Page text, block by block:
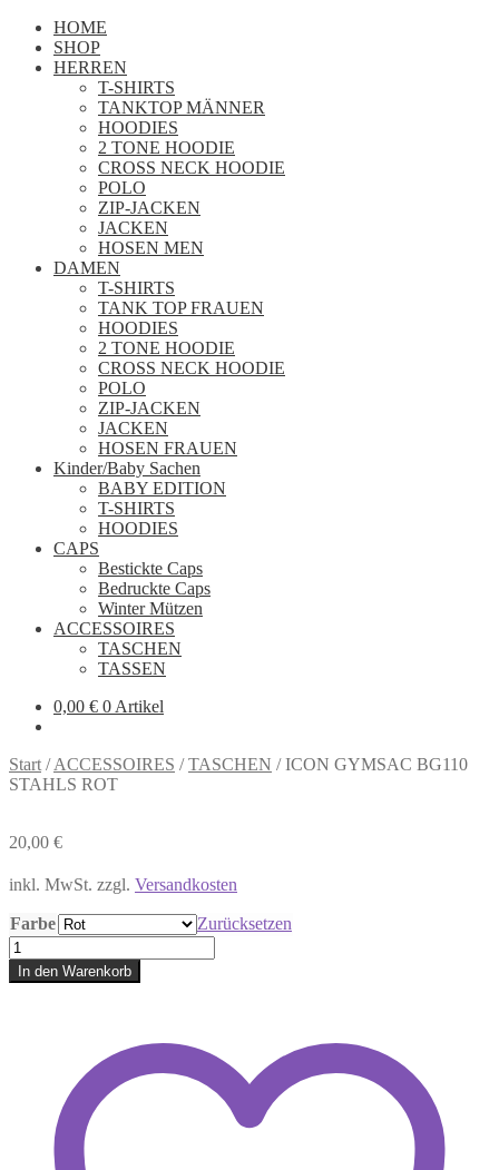
HOME
SHOP
HERREN
T-SHIRTS
TANKTOP MÄNNER
HOODIES
2 TONE HOODIE
CROSS NECK HOODIE
POLO
ZIP-JACKEN
JACKEN
HOSEN MEN
DAMEN
T-SHIRTS
TANK TOP FRAUEN
HOODIES
2 TONE HOODIE
CROSS NECK HOODIE
POLO
ZIP-JACKEN
JACKEN
HOSEN FRAUEN
Kinder/Baby Sachen
BABY EDITION
T-SHIRTS
HOODIES
CAPS
Bestickte Caps
Bedruckte Caps
Winter Mützen
ACCESSOIRES
TASCHEN
TASSEN
0,00 € 0 Artikel
Start /ACCESSOIRES /TASCHEN /ICON GYMSAC BG110
STAHLS ROT
20,00 €
inkl. MwSt. zzgl. Versandkosten
Farbe
Zurücksetzen
ICON
GYMSAC
BG110
In den Warenkorb